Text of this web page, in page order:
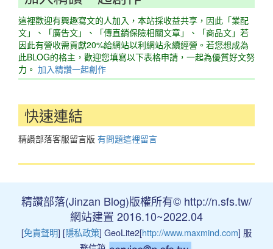
這裡歡迎有興趣寫文的人加入，本站採收益共享，因此「業配
文」、「廣告文」、「傳直銷保險相關文章」、「商品文」若
因此有營收需貢獻20%給網站以利網站永續經營。若您想成為
此BLOG的格主，歡迎您填寫以下表格申請，一起為優質好文努
力。 加入精讚一起創作
快速連結
精讚部落客服留言版 有問題這裡留言
精讚部落(Jinzan Blog)版權所有© http://n.sfs.tw/
網站建置 2016.10~2022.04
[免責聲明] [隱私政策] GeoLite2[http://www.maxmind.com] 服